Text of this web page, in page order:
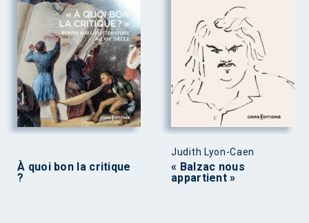
À quoi bon la critique
?
Judith Lyon-Caen
« Balzac nous
appartient »